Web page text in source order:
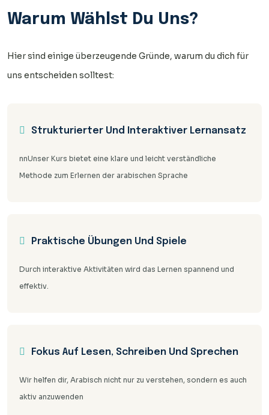
Warum Wählst Du Uns?
Hier sind einige überzeugende Gründe, warum du dich für
uns entscheiden solltest:
Strukturierter Und Interaktiver Lernansatz
nnUnser Kurs bietet eine klare und leicht verständliche
Methode zum Erlernen der arabischen Sprache
Praktische Übungen Und Spiele
Durch interaktive Aktivitäten wird das Lernen spannend und
effektiv.
Fokus Auf Lesen, Schreiben Und Sprechen
Wir helfen dir, Arabisch nicht nur zu verstehen, sondern es auch
aktiv anzuwenden